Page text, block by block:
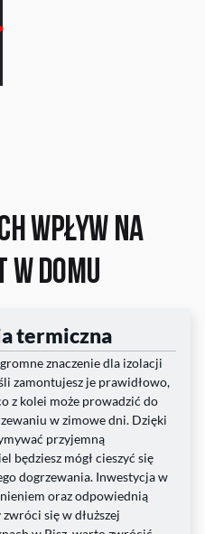
wpływ na
domu
termiczna
znaczenie dla izolacji
zamontujesz je prawidłowo,
z kolei może prowadzić do
w zimowe dni. Dzięki
przyjemną
będziesz mógł cieszyć się
dogrzewania. Inwestycja w
oraz odpowiednią
się w dłuższej